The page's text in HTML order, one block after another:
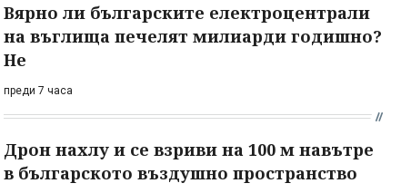
Вярно ли българските електроцентрали
на въглища печелят милиарди годишно?
Не
преди 7 часа
Дрон нахлу и се взриви на 100 м навътре
в българското въздушно пространство